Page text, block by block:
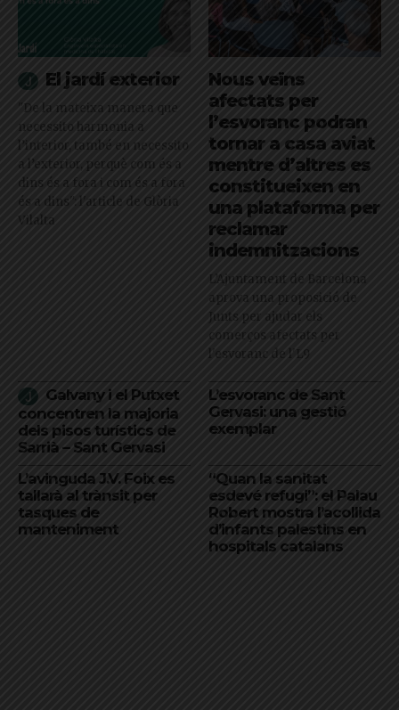
El jardí exterior
"De la mateixa manera que
necessito harmonia a
l’interior, també en necessito
a l’exterior, perquè com és a
dins és a fora i com és a fora
és a dins": l'article de Glòria
Vilalta
Nous veïns
afectats per
l’esvoranc podran
tornar a casa aviat
mentre d’altres es
constitueixen en
una plataforma per
reclamar
indemnitzacions
L’Ajuntament de Barcelona
aprova una proposició de
Junts per ajudar els
comerços afectats per
l'esvoranc de l'L9
Galvany i el Putxet
concentren la majoria
dels pisos turístics de
Sarrià – Sant Gervasi
L’esvoranc de Sant
Gervasi: una gestió
exemplar
L’avinguda J.V. Foix es
tallarà al trànsit per
tasques de
manteniment
“Quan la sanitat
esdevé refugi”: el Palau
Robert mostra l’acollida
d’infants palestins en
hospitals catalans